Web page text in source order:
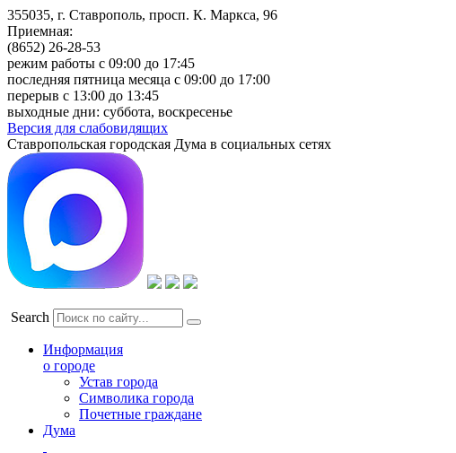
355035, г. Ставрополь, просп. К. Маркса, 96
Приемная:
(8652) 26-28-53
режим работы с 09:00 до 17:45
последняя пятница месяца с 09:00 до 17:00
перерыв с 13:00 до 13:45
выходные дни: суббота, воскресенье
Версия для слабовидящих
Ставропольская городская Дума в социальных сетях
Search
Информация
о городе
Устав города
Символика города
Почетные граждане
Дума